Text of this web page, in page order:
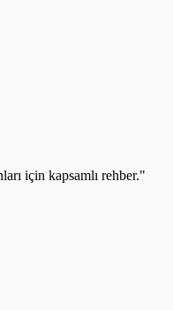
için kapsamlı rehber."